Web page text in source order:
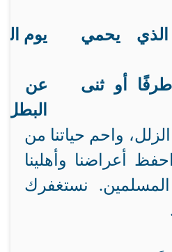
يحمي
يوم
أو ثنى
عن
البطل
واحم حياتنا من
أعراضنا وأهلينا
نستغفرك